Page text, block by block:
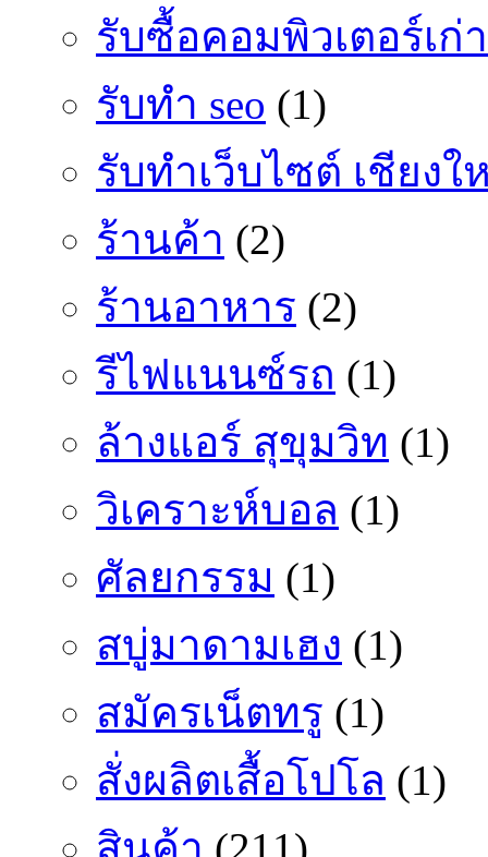
รับซื้อคอมพิวเตอร์เก่า
รับทำ seo (1)
รับทำเว็บไซต์ เชียงใ
ร้านค้า (2)
ร้านอาหาร (2)
รีไฟแนนซ์รถ (1)
ล้างแอร์ สุขุมวิท (1)
วิเคราะห์บอล (1)
ศัลยกรรม (1)
สบู่มาดามเฮง (1)
สมัครเน็ตทรู (1)
สั่งผลิตเสื้อโปโล (1)
สินค้า (211)